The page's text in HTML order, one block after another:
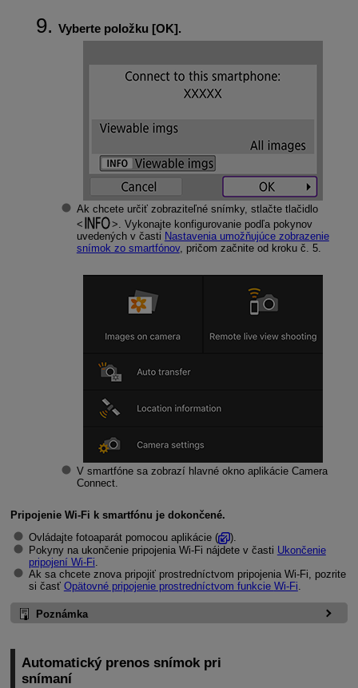
Vyberte položku [OK].
Ak chcete určiť zobraziteľné snímky, stlačte tlačidlo
. Vykonajte konfigurovanie podľa pokynov
uvedených v časti Nastavenia umožňujúce zobrazenie
snímok zo smartfónov, pričom začnite od kroku č. 5.
V smartfóne sa zobrazí hlavné okno aplikácie Camera
Connect.
Pripojenie Wi-Fi k smartfónu je dokončené.
Ovládajte fotoaparát pomocou aplikácie (
).
Pokyny na ukončenie pripojenia Wi-Fi nájdete v časti Ukončenie
pripojení Wi-Fi.
Ak sa chcete znova pripojiť prostredníctvom pripojenia Wi-Fi, pozrite
si časť Opätovné pripojenie prostredníctvom funkcie Wi-Fi.
Poznámka
Automatický prenos snímok pri
snímaní